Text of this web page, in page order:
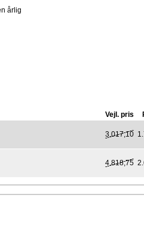
årlig
Vejl. pris
3.017,10
4.818,75